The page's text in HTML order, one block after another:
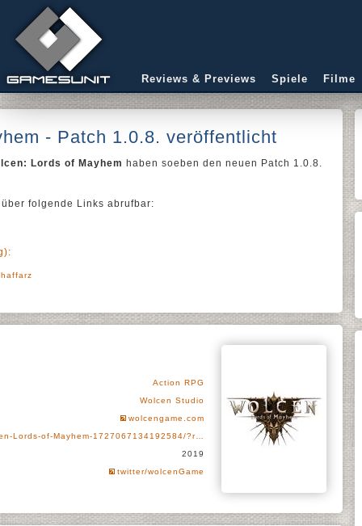
Reviews & Previews Spiele Filme
- Patch 1.0.8. veröffentlicht
Lords of Mayhem haben soeben den neuen Patch 1.0.8.
folgende Links abrufbar:
Action RPG
Wolcen Studio
wolcengame.com
Lords-of-Mayhem-1727067134192584/?r…
2019
twitter/wolcenGame